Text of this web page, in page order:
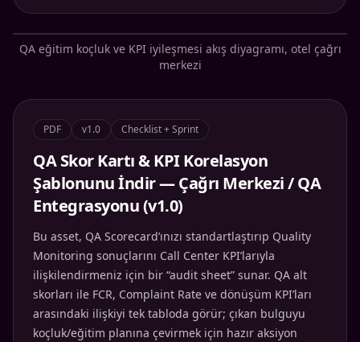
QA eğitim koçluk ve KPI iyileşmesi akış diyagramı, otel çağrı
merkezi
PDF v1.0 Checklist + Sprint
QA Skor Kartı & KPI Korelasyon
Şablonunu İndir — Çağrı Merkezi / QA
Entegrasyonu (v1.0)
Bu asset, QA Scorecard’ınızı standartlaştırıp Quality
Monitoring sonuçlarını Call Center KPI’larıyla
ilişkilendirmeniz için bir “audit sheet” sunar. QA alt
skorları ile FCR, Complaint Rate ve dönüşüm KPI’ları
arasındaki ilişkiyi tek tabloda görür; çıkan bulguyu
koçluk/eğitim planına çevirmek için hazır aksiyon